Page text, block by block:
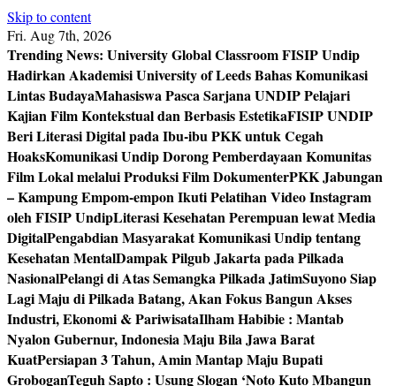
Skip to content
Fri. Aug 7th, 2026
Trending News: University Global Classroom FISIP Undip
Hadirkan Akademisi University of Leeds Bahas Komunikasi
Lintas BudayaMahasiswa Pasca Sarjana UNDIP Pelajari
Kajian Film Kontekstual dan Berbasis EstetikaFISIP UNDIP
Beri Literasi Digital pada Ibu-ibu PKK untuk Cegah
HoaksKomunikasi Undip Dorong Pemberdayaan Komunitas
Film Lokal melalui Produksi Film DokumenterPKK Jabungan
– Kampung Empom-empon Ikuti Pelatihan Video Instagram
oleh FISIP UndipLiterasi Kesehatan Perempuan lewat Media
DigitalPengabdian Masyarakat Komunikasi Undip tentang
Kesehatan MentalDampak Pilgub Jakarta pada Pilkada
NasionalPelangi di Atas Semangka Pilkada JatimSuyono Siap
Lagi Maju di Pilkada Batang, Akan Fokus Bangun Akses
Industri, Ekonomi & PariwisataIlham Habibie : Mantab
Nyalon Gubernur, Indonesia Maju Bila Jawa Barat
KuatPersiapan 3 Tahun, Amin Mantap Maju Bupati
GroboganTeguh Sapto : Usung Slogan ‘Noto Kuto Mbangun